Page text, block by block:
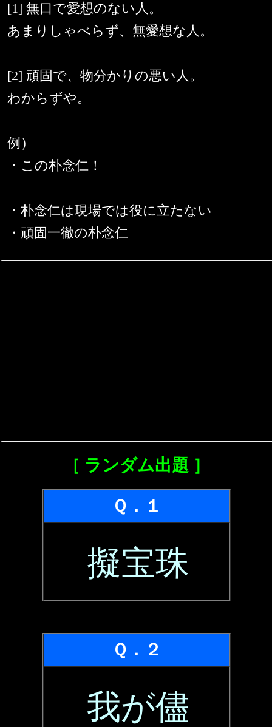
[1] 無口で愛想のない人。
あまりしゃべらず、無愛想な人。
[2] 頑固で、物分かりの悪い人。
わからずや。
例）
・この朴念仁！
・朴念仁は現場では役に立たない
・頑固一徹の朴念仁
［ ランダム出題 ］
Ｑ．１
擬宝珠
Ｑ．２
我が儘